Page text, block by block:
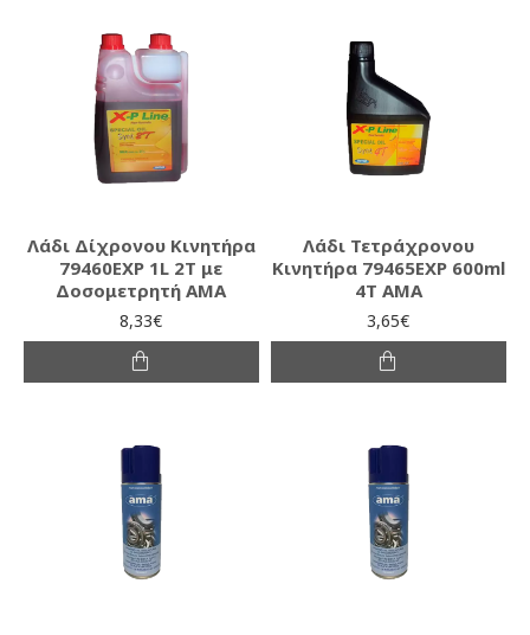
Λάδι Δίχρονου Κινητήρα
79460EXP 1L 2T με
Δοσομετρητή AMA
8,33€
Λάδι Τετράχρονου
Κινητήρα 79465EXP 600ml
4T AMA
3,65€